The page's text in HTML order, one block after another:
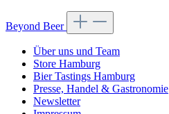
Beyond Beer
Über uns und Team
Store Hamburg
Bier Tastings Hamburg
Presse, Handel & Gastronomie
Newsletter